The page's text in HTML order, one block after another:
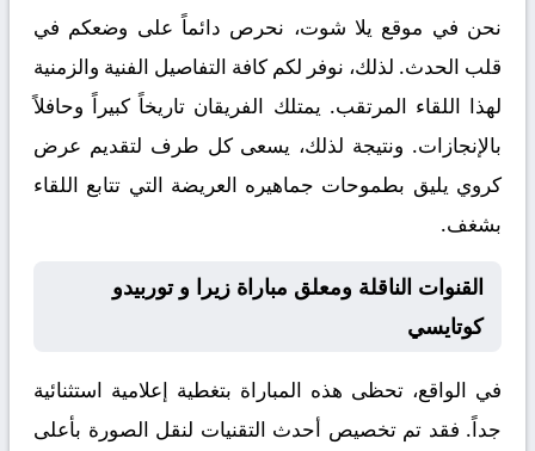
نحن في موقع يلا شوت، نحرص دائماً على وضعكم في
قلب الحدث. لذلك، نوفر لكم كافة التفاصيل الفنية والزمنية
لهذا اللقاء المرتقب. يمتلك الفريقان تاريخاً كبيراً وحافلاً
بالإنجازات. ونتيجة لذلك، يسعى كل طرف لتقديم عرض
كروي يليق بطموحات جماهيره العريضة التي تتابع اللقاء
بشغف.
القنوات الناقلة ومعلق مباراة زيرا و توربيدو
كوتايسي
في الواقع، تحظى هذه المباراة بتغطية إعلامية استثنائية
جداً. فقد تم تخصيص أحدث التقنيات لنقل الصورة بأعلى